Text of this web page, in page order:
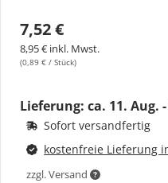
7,52 €
8,95 € inkl. Mwst.
(0,89 € / Stück)
Lieferung: ca. 11. Aug.
Sofort versandfertig
kostenfreie Lieferung
zzgl. Versand